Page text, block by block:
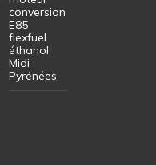
conversion
E85
flexfuel
éthanol
Midi
Pyrénées